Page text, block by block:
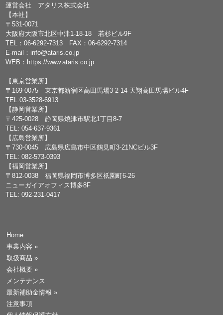
運営会社 アタリス株式会社
【本社】
〒531-0071
大阪府大阪市北区中津1-18-18 若杉ビル9F
TEL：06-6292-7313 FAX：06-6292-7314
E-mail： info@ataris.co.jp
WEB： https://www.ataris.co.jp
【東京営業所】
〒169-0075 東京都新宿区高田馬場3-2-14 天翔高田馬場ビル4F
TEL:03-3528-6913
【静岡営業所】
〒425-0028 静岡県焼津市駅北1丁目8-7
TEL: 054-637-9361
【広島営業所】
〒730-0045 広島県広島市中区鶴見町3-21NCビル3F
TEL: 082-573-0393
【福岡営業所】
〒812-0038 福岡県福岡市博多区祇園町6-26
ニューガイアオフィス博多8F
TEL: 092-231-0417
Home
事業内容 »
取扱商品 »
会社概要 »
メンテナンス
最新補助金情報 »
注意事項